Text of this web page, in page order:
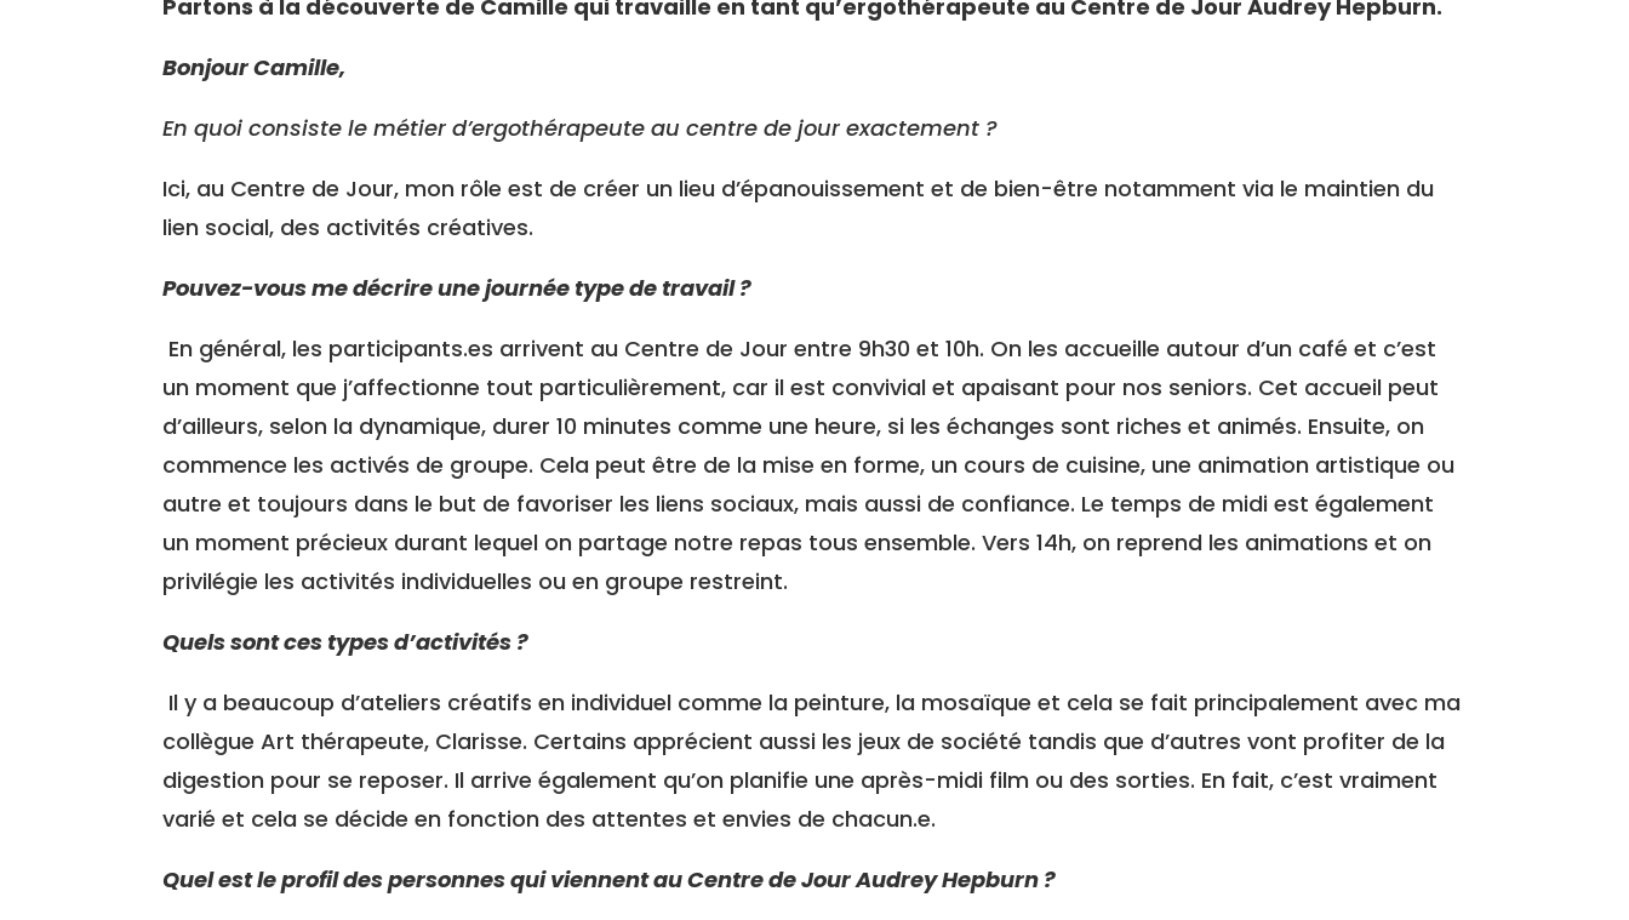
Partons à la découverte de Camille qui travaille en tant qu’ergothérapeute au Centre de Jour Audrey Hepburn.
Bonjour Camille,
En quoi consiste le métier d’ergothérapeute au centre de jour exactement ?
Ici, au Centre de Jour, mon rôle est de créer un lieu d’épanouissement et de bien-être notamment via le maintien du
lien social, des activités créatives.
Pouvez-vous me décrire une journée type de travail ?
En général, les participants.es arrivent au Centre de Jour entre 9h30 et 10h. On les accueille autour d’un café et c’est
un moment que j’affectionne tout particulièrement, car il est convivial et apaisant pour nos seniors. Cet accueil peut
d’ailleurs, selon la dynamique, durer 10 minutes comme une heure, si les échanges sont riches et animés. Ensuite, on
commence les activés de groupe. Cela peut être de la mise en forme, un cours de cuisine, une animation artistique ou
autre et toujours dans le but de favoriser les liens sociaux, mais aussi de confiance. Le temps de midi est également
un moment précieux durant lequel on partage notre repas tous ensemble. Vers 14h, on reprend les animations et on
privilégie les activités individuelles ou en groupe restreint.
Quels sont ces types d’activités ?
Il y a beaucoup d’ateliers créatifs en individuel comme la peinture, la mosaïque et cela se fait principalement avec ma
collègue Art thérapeute, Clarisse. Certains apprécient aussi les jeux de société tandis que d’autres vont profiter de la
digestion pour se reposer. Il arrive également qu’on planifie une après-midi film ou des sorties. En fait, c’est vraiment
varié et cela se décide en fonction des attentes et envies de chacun.e.
Quel est le profil des personnes qui viennent au Centre de Jour Audrey Hepburn ?